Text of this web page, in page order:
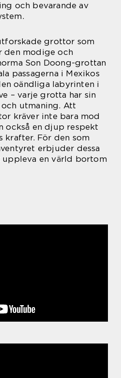
och bevarande av
grottor som
den modige och
Son Doong-grottan
passagerna i Mexikos
oändliga labyrinten i
– varje grotta har sin
utmaning. Att
kräver inte bara mod
också en djup respekt
krafter. För den som
erbjuder dessa
en värld bortom